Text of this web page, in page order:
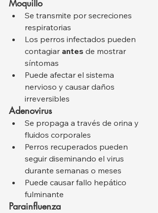
Moquillo
Se transmite por secreciones
respiratorias
Los perros infectados pueden
contagiar antes de mostrar
síntomas
Puede afectar el sistema
nervioso y causar daños
irreversibles
Adenovirus
Se propaga a través de orina y
fluidos corporales
Perros recuperados pueden
seguir diseminando el virus
durante semanas o meses
Puede causar fallo hepático
fulminante
Parainfluenza